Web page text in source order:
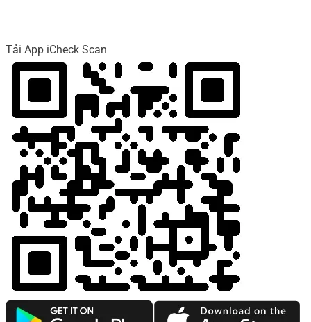
Tải App iCheck Scan